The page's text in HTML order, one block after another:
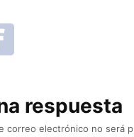
respuesta
correo electrónico no será